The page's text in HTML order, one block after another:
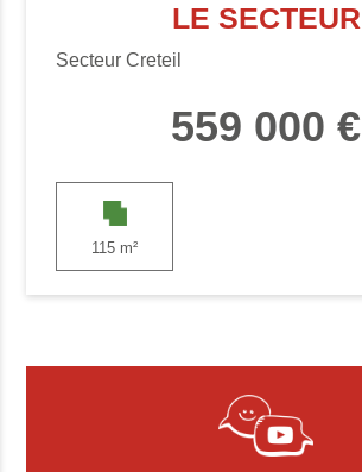
LE SECTEUR
Secteur Creteil
559 000 €
115 m²